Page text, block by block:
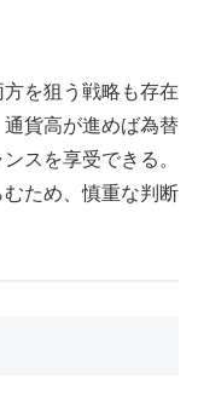
を狙う戦略も存在
貨高が進めば為替
スを享受できる。
ため、慎重な判断